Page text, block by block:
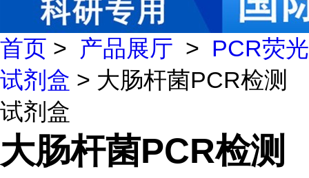
首页 > 产品展厅 > PCR荧光
试剂盒 > 大肠杆菌PCR检测
试剂盒
大肠杆菌PCR检测